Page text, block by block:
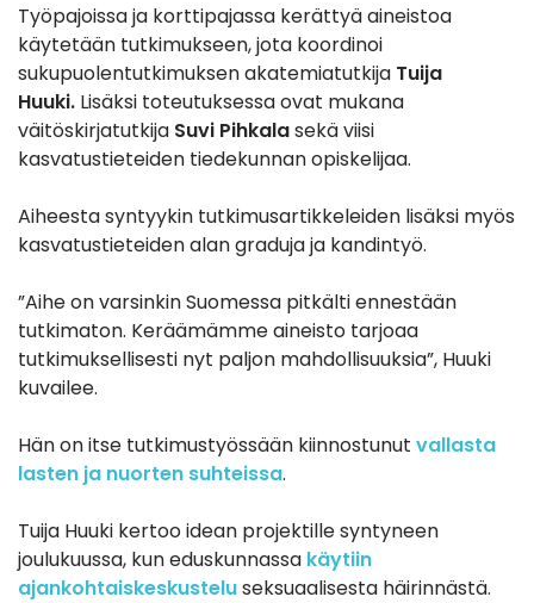
Työpajoissa ja korttipajassa kerättyä aineistoa
käytetään tutkimukseen, jota koordinoi
sukupuolentutkimuksen akatemiatutkija Tuija
Huuki. Lisäksi toteutuksessa ovat mukana
väitöskirjatutkija Suvi Pihkalasekä viisi
kasvatustieteiden tiedekunnan opiskelijaa.
Aiheesta syntyykin tutkimusartikkeleiden lisäksi myös
kasvatustieteiden alan graduja ja kandintyö.
”Aihe on varsinkin Suomessa pitkälti ennestään
tutkimaton. Keräämämme aineisto tarjoaa
tutkimuksellisesti nyt paljon mahdollisuuksia”, Huuki
kuvailee.
Hän on itse tutkimustyössään kiinnostunut vallasta
lasten ja nuorten suhteissa.
Tuija Huuki kertoo idean projektille syntyneen
joulukuussa, kun eduskunnassa käytiin
ajankohtaiskeskusteluseksuaalisesta häirinnästä.